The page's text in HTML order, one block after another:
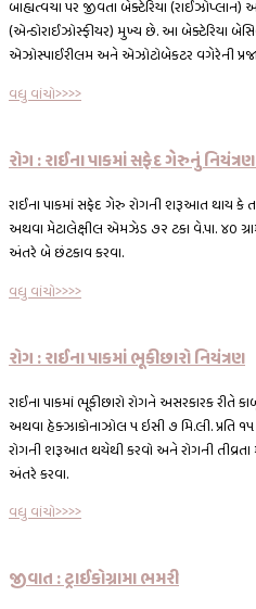
બાહ્યત્વચા પર જીવતા બેક્ટેરિયા
(એન્ડોરાઈઝોસ્ફીયર) મુખ્ય છે. આ બેક્ટેરિયા
એઝોસ્પાઈરીલમ અને એઝોટોબેકટર વગેરેની
વધુ વાંચો>>>>
રોગ : રાઈના પાકમાં સફેદ ગેરુનું
રાઈના પાકમાં સફેદ ગેરુ રોગની શરૂઆત થાય કે
અથવા મેટાલેક્ષીલ એમઝેડ ૭૨ ટકા વે.પા. ૪૦
અંતરે બે છંટકાવ કરવા.
વધુ વાંચો>>>>
રોગ : રાઈના પાકમાં ભૂકીછારો નિયંત્રણ
રાઈના પાકમાં ભૂકીછારો રોગને અસરકારક રીતે
અથવા હેક્ઝાકોનાઝોલ ૫ ઇસી ૭ મિ.લી. પ્રતિ
રોગની શરૂઆત થયેથી કરવો અને રોગની
અંતરે કરવા.
વધુ વાંચો>>>>
જીવાત : ટ્રાઈકોગ્રામા ભમરી